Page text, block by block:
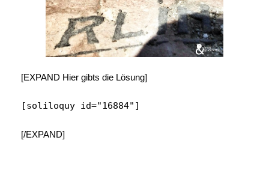
[EXPAND Hier gibts die Lösung]
[soliloquy id="16884"]
[/EXPAND]